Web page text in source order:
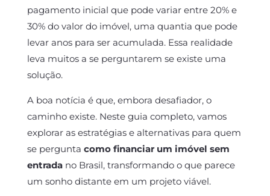
pagamento inicial que pode variar entre 20% e
30% do valor do imóvel, uma quantia que pode
levar anos para ser acumulada. Essa realidade
leva muitos a se perguntarem se existe uma
solução.
A boa notícia é que, embora desafiador, o
caminho existe. Neste guia completo, vamos
explorar as estratégias e alternativas para quem
se pergunta como financiar um imóvel sem
entradano Brasil, transformando o que parece
um sonho distante em um projeto viável.